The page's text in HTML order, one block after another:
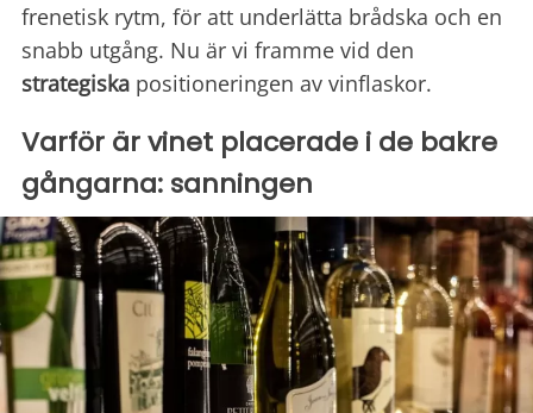
frenetisk rytm, för att underlätta brådska och en
snabb utgång. Nu är vi framme vid den
strategiska positioneringen av vinflaskor.
Varför är vinet placerade i de bakre
gångarna: sanningen